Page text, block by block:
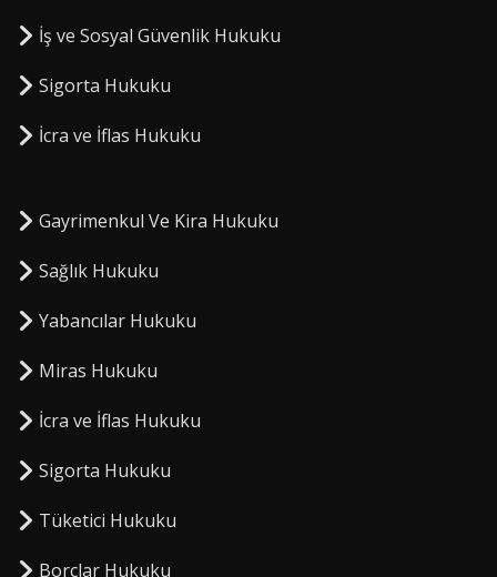
İş ve Sosyal Güvenlik Hukuku
Sigorta Hukuku
⁠İcra ve İflas Hukuku
Gayrimenkul Ve Kira Hukuku
Sağlık Hukuku
Yabancılar Hukuku
Miras Hukuku
⁠İcra ve İflas Hukuku
Sigorta Hukuku
⁠Tüketici Hukuku
⁠Borçlar Hukuku